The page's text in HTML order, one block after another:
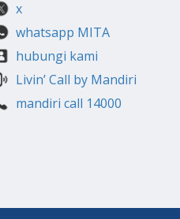
x
whatsapp MITA
hubungi kami
Livin’ Call by Mandiri
mandiri call 14000